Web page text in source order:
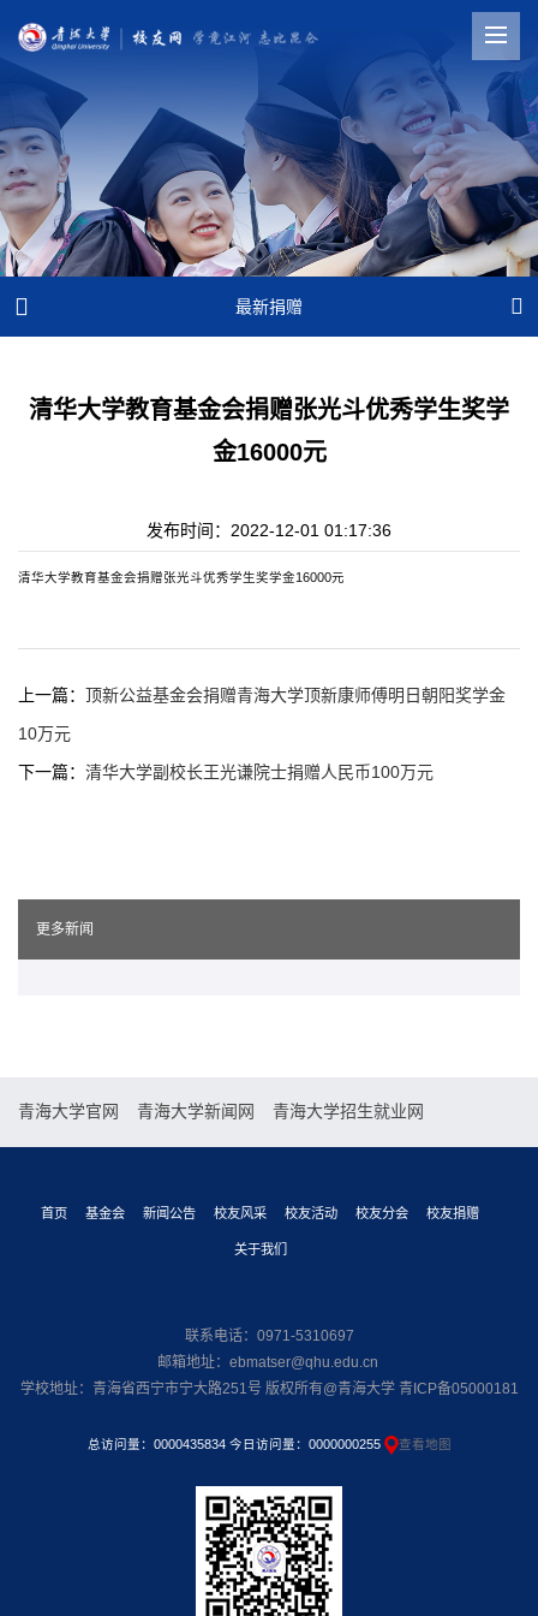
 最新捐赠 
清华大学教育基金会捐赠张光斗优秀学生奖学
金16000元
发布时间：2022-12-01 01:17:36
清华大学教育基金会捐赠张光斗优秀学生奖学金16000元
上一篇： 顶新公益基金会捐赠青海大学顶新康师傅明日朝阳奖学金
10万元
下一篇： 清华大学副校长王光谦院士捐赠人民币100万元
更多新闻
青海大学官网 青海大学新闻网 青海大学招生就业网
首页 基金会 新闻公告 校友风采 校友活动 校友分会 校友捐赠
关于我们
联系电话：0971-5310697
邮箱地址：ebmatser@qhu.edu.cn
学校地址：青海省西宁市宁大路251号 版权所有@青海大学 青ICP备05000181
总访问量： 0000435834 今日访问量： 0000000255 查看地图